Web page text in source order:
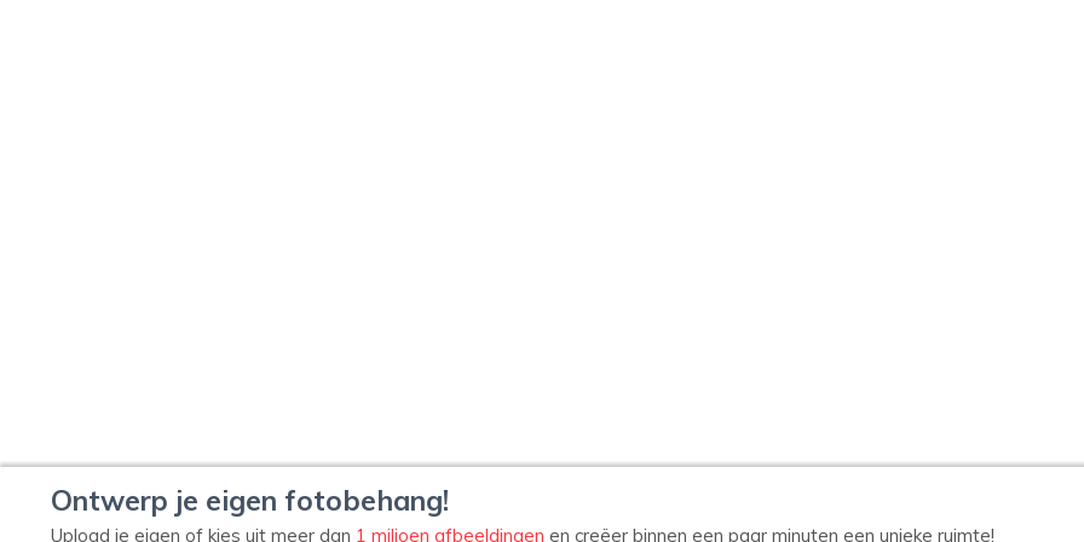
Ontwerp je eigen fotobehang!
Upload je eigen of kies uit meer dan 1 miljoen afbeeldingen en creëer binnen een paar minuten een unieke ruimte!